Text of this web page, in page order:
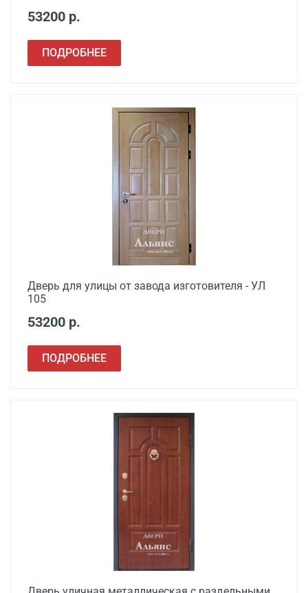
53200 р.
ПОДРОБНЕЕ
Дверь для улицы от завода изготовителя - УЛ
105
53200 р.
ПОДРОБНЕЕ